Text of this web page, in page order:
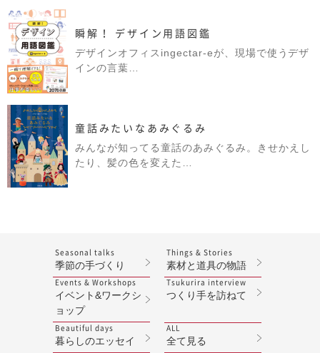
瞬解！ デザイン用語図鑑
デザインオフィスingectar-eが、現場で使うデザ
インの言葉…
童話みたいなあみぐるみ
みんなが知ってる童話のあみぐるみ。きせかえし
たり、髪の色を変えた…
Seasonal talks
季節の手づくり
Things & Stories
素材と道具の物語
Events & Workshops
イベント&ワークシ
ョップ
Tsukurira interview
つくり手を訪ねて
Beautiful days
暮らしのエッセイ
ALL
全て見る